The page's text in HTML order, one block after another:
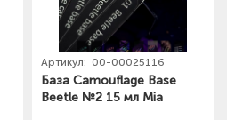
Артикул: 00-00025116
База Camouflage Base
Beetle №2 15 мл Mia